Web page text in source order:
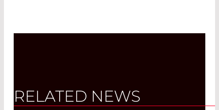
RELATED NEWS